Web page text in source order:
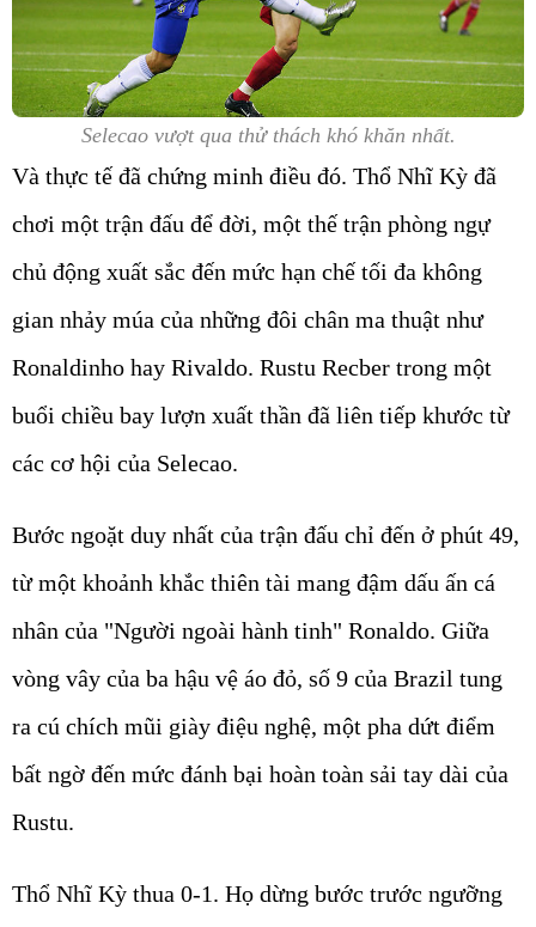
Selecao vượt qua thử thách khó khăn nhất.
Và thực tế đã chứng minh điều đó. Thổ Nhĩ Kỳ đã
chơi một trận đấu để đời, một thế trận phòng ngự
chủ động xuất sắc đến mức hạn chế tối đa không
gian nhảy múa của những đôi chân ma thuật như
Ronaldinho hay Rivaldo. Rustu Recber trong một
buổi chiều bay lượn xuất thần đã liên tiếp khước từ
các cơ hội của Selecao.
Bước ngoặt duy nhất của trận đấu chỉ đến ở phút 49,
từ một khoảnh khắc thiên tài mang đậm dấu ấn cá
nhân của "Người ngoài hành tinh" Ronaldo. Giữa
vòng vây của ba hậu vệ áo đỏ, số 9 của Brazil tung
ra cú chích mũi giày điệu nghệ, một pha dứt điểm
bất ngờ đến mức đánh bại hoàn toàn sải tay dài của
Rustu.
Thổ Nhĩ Kỳ thua 0-1. Họ dừng bước trước ngưỡng